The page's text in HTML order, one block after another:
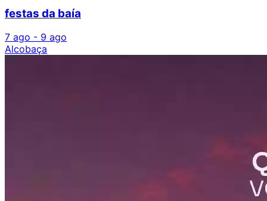
festas da baía
7 ago - 9 ago
Alcobaça